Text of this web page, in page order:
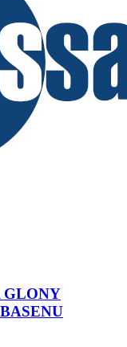
GLONY